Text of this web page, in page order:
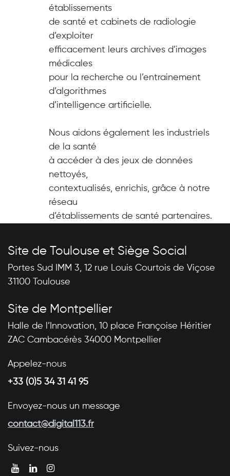
établissements
de santé et cabinets de radiologie
d’exploiter
efficacement leurs archives d’images
médicales
pour la recherche ou l’entrainement
d’algorithmes
d’intelligence artificielle.
Nous aidons également les industriels
de la santé
à accéder à des jeux de données
nettoyés,
contextualisés, enrichis, grâce à notre
réseau
d’établissements de santé partenaires.
Site de Toulouse et Siège Social
Portes Sud IMM 3, 12 rue Louis Courtois de Viçose
31100 Toulouse
Site de Montpellier
Halle de l’Innovation, 10 place Françoise Héritier
ZAC Cambacérès 34000 Montpellier
Appelez-nous
+33 (0)5 34 31 41 95
Envoyez-nous un message
contact@digital113.fr
Suivez-nous